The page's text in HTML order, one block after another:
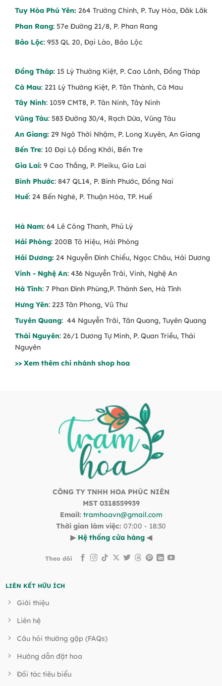
Tuy Hòa Phú Yên: 264 Trường Chinh, P. Tuy Hòa, Đăk Lăk
Phan Rang: 57e Đường 21/8, P. Phan Rang
Bảo Lộc: 953 QL 20, Đại Lào, Bảo Lộc
Đồng Tháp: 15 Lý Thường Kiệt, P. Cao Lãnh, Đồng Tháp
Cà Mau: 221 Lý Thường Kiệt, P. Tân Thành, Cà Mau
Tây Ninh: 1059 CMT8, P. Tân Ninh, Tây Ninh
Vũng Tàu: 583 Đường 30/4, Rạch Dừa, Vũng Tàu
An Giang: 29 Ngô Thời Nhậm, P. Long Xuyên, An Giang
Bến Tre: 10 Đại Lộ Đồng Khởi, Bến Tre
Gia Lai: 9 Cao Thắng, P. Pleiku, Gia Lai
Bình Phước: 847 QL14, P. Bình Phước, Đồng Nai
Huế: 24 Bến Nghé, P. Thuận Hóa, TP. Huế
Hà Nam: 64 Lê Công Thanh, Phủ Lý
Hải Phòng: 200B Tô Hiệu, Hải Phòng
Hải Dương: 24 Nguyễn Đình Chiểu, Ngọc Châu, Hải Dương
Vinh - Nghệ An: 436 Nguyễn Trãi, Vinh, Nghệ An
Hà Tĩnh: 7 Phan Đình Phùng,P. Thành Sen, Hà Tĩnh
Hưng Yên: 223 Tân Phong, Vũ Thư
Tuyên Quang: 44 Nguyễn Trãi, Tân Quang, Tuyên Quang
Thái Nguyên: 26/1 Dương Tự Minh, P. Quan Triều, Thái
Nguyên
>> Xem thêm chi nhánh shop hoa
CÔNG TY TNHH HOA PHÚC NIÊN
MST 0318559939
Email: tramhoavn@gmail.com
Thời gian làm việc: 07:00 - 18:30
▶ Hệ thống cửa hàng ◀
Theo dõi
LIÊN KẾT HỮU ÍCH
Giới thiệu
Liên hệ
Câu hỏi thường gặp (FAQs)
Hướng dẫn đặt hoa
Đối tác tiêu biểu